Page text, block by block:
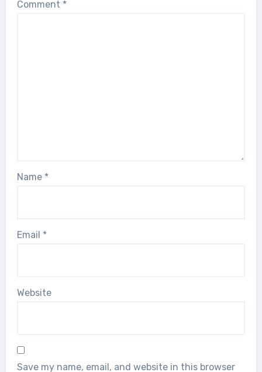
Comment *
Name *
Email *
Website
Save my name, email, and website in this browser